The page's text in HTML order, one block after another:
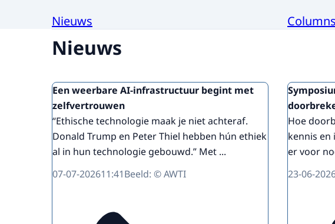
Nieuws Columns
Nieuws
Een weerbare AI-infrastructuur begint met
zelfvertrouwen
“Ethische technologie maak je niet achteraf.
Donald Trump en Peter Thiel hebben hún ethiek
al in hun technologie gebouwd.” Met ...
07-07-202611:41Beeld: © AWTI
Hoe
kennis en
er voor
23-06-